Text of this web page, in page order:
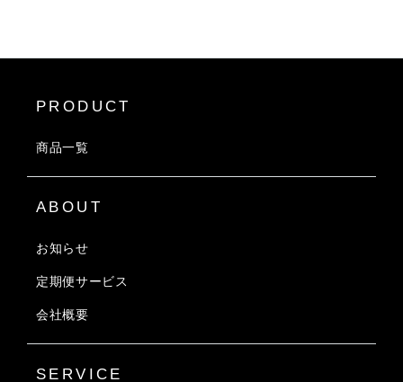
PRODUCT
商品一覧
ABOUT
お知らせ
定期便サービス
会社概要
SERVICE